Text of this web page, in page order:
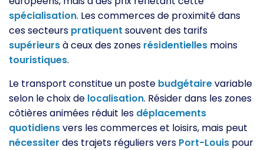
spécialisation. Les commerces de proximité dans
ces secteurs pratiquent souvent des tarifs
supérieursà ceux des zones résidentielles moins
touristiques.
Le transport constitue un poste budgétairevariable
selon le choix de localisation. Résider dans les zones
côtières animées réduit les déplacements
quotidiensvers les commerces et loisirs, mais peut
nécessiter des trajets réguliers vers Port-Louis pour